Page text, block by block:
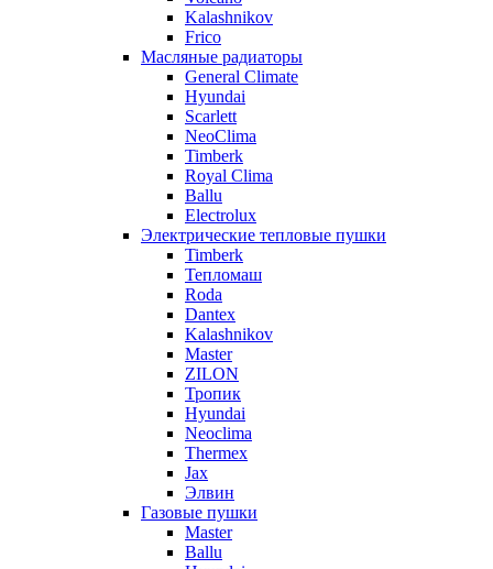
Kalashnikov
Frico
Масляные радиаторы
General Climate
Hyundai
Scarlett
NeoClima
Timberk
Royal Clima
Ballu
Electrolux
Электрические тепловые пушки
Timberk
Тепломаш
Roda
Dantex
Kalashnikov
Master
ZILON
Тропик
Hyundai
Neoclima
Thermex
Jax
Элвин
Газовые пушки
Master
Ballu